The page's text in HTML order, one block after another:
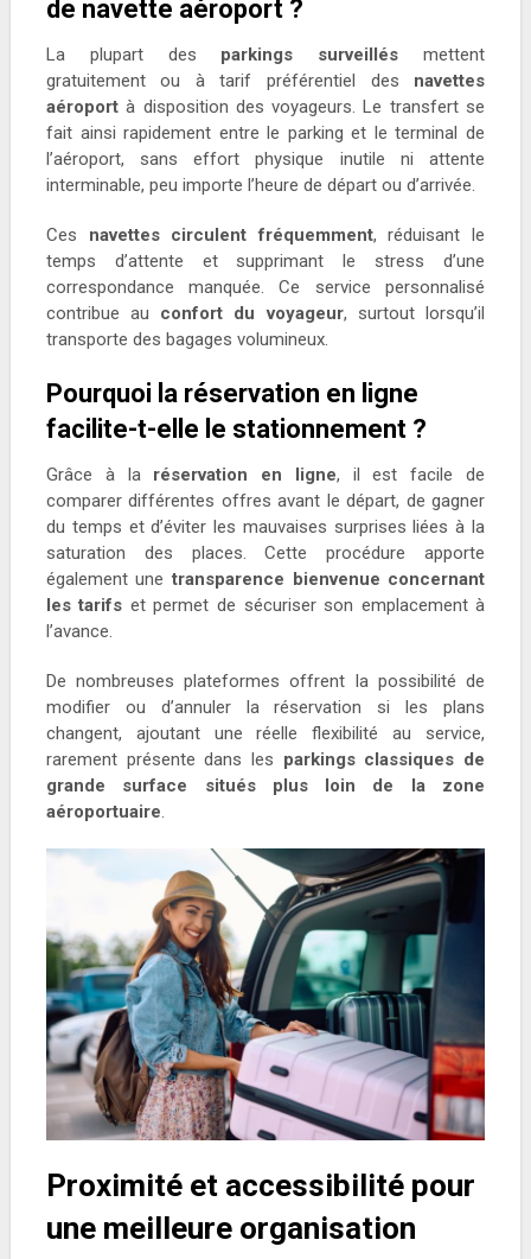
de navette aéroport ?
La plupart des parkings surveillés mettent
gratuitement ou à tarif préférentiel des navettes
aéroportà disposition des voyageurs. Le transfert se
fait ainsi rapidement entre le parking et le terminal de
l’aéroport, sans effort physique inutile ni attente
interminable, peu importe l’heure de départ ou d’arrivée.
Ces navettes circulent fréquemment, réduisant le
temps d’attente et supprimant le stress d’une
correspondance manquée. Ce service personnalisé
contribue au confort du voyageur, surtout lorsqu’il
transporte des bagages volumineux.
Pourquoi la réservation en ligne
facilite-t-elle le stationnement ?
Grâce à la réservation en ligne, il est facile de
comparer différentes offres avant le départ, de gagner
du temps et d’éviter les mauvaises surprises liées à la
saturation des places. Cette procédure apporte
également unetransparence bienvenue concernant
les tarifs et permet de sécuriser son emplacement à
l’avance.
De nombreuses plateformes offrent la possibilité de
modifier ou d’annuler la réservation si les plans
changent, ajoutant une réelle flexibilité au service,
rarement présente dans les parkings classiques de
grande surface situés plus loin de la zone
aéroportuaire
Proximité et accessibilité pour
une meilleure organisation